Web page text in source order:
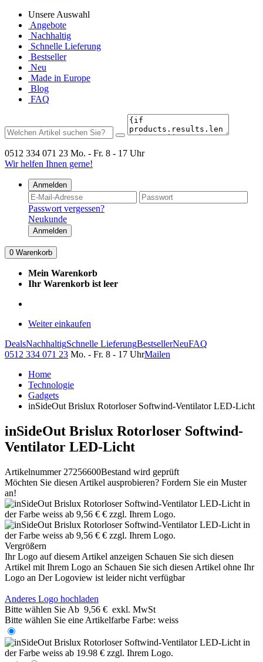
Unsere Auswahl
Angebote
Nachhaltig
Schnelle Lieferung
Bestseller
Neu
Made in Europe
Blog
FAQ
0512 334 071 23 Mo. - Fr. 8 - 17 Uhr
Wir helfen Ihnen gerne!
Anmelden
Passwort vergessen?
Neukunde
Anmelden
0 Warenkorb
Mein Warenkorb
Ihr Warenkorb ist leer
Weiter einkaufen
DealsNachhaltigSchnelle LieferungBestsellerNeuFAQ
0512 334 071 23 Mo. - Fr. 8 - 17 UhrMailen
Home
Technologie
Gadgets
inSideOut Brislux Rotorloser Softwind-Ventilator LED-Licht
inSideOut Brislux Rotorloser Softwind-
Ventilator LED-Licht
Artikelnummer 27256600Bestand wird geprüft
Möchten Sie diesen Artikel ausprobieren? Fordern Sie ein Muster
an!
Vergrößern
Ihr Logo auf diesem Artikel anzeigen Schauen Sie sich diesen
Artikel mit Ihrem Logo an Schauen Sie sich diesen Artikel ohne Ihr
Logo an Der Logoview ist leider nicht verfügbar
Anderes Logo hochladen
Bitte wählen Sie Ab 9,56 € exkl. MwSt
Bitte wählen Sie eine Artikelfarbe Farbe: weiss